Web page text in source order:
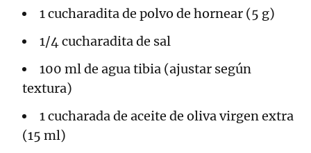
1 cucharadita de polvo de hornear (5 g)
1/4 cucharadita de sal
100 ml de agua tibia (ajustar según
textura)
1 cucharada de aceite de oliva virgen extra
(15 ml)